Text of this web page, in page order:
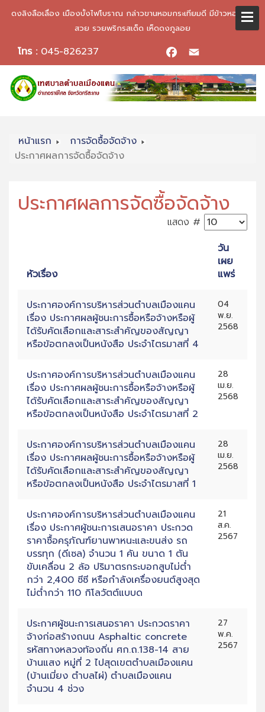
ดงลิงลือเลื่อง เมืองบั้งไฟโบราณ กล่าวขานหอมกระเทียมดี มีข้าวหอมมะลิ
สวย รวยพริกรสเด็ด เห็ดดงภูลอย
โทร : 045-826237
Facebook
Email
หน้าแรก
การจัดซื้อจัดจ้าง
ประกาศผลการจัดซื้อจัดจ้าง
ประกาศผลการจัดซื้อจัดจ้าง
แสดง #
หัวเรื่อง
วัน
เผย
แพร่
ประกาศองค์การบริหารส่วนตำบลเมืองแคน
เรื่อง ประกาศผลผู้ชนะการซื้อหรือจ้างหรือผู้
ได้รับคัดเลือกและสาระสำคัญของสัญญา
หรือข้อตกลงเป็นหนังสือ ประจำไตรมาสที่ 4
04
พ.ย.
2568
ประกาศองค์การบริหารส่วนตำบลเมืองแคน
เรื่อง ประกาศผลผู้ชนะการซื้อหรือจ้างหรือผู้
ได้รับคัดเลือกและสาระสำคัญของสัญญา
หรือข้อตกลงเป็นหนังสือ ประจำไตรมาสที่ 2
28
เม.ย.
2568
ประกาศองค์การบริหารส่วนตำบลเมืองแคน
เรื่อง ประกาศผลผู้ชนะการซื้อหรือจ้างหรือผู้
ได้รับคัดเลือกและสาระสำคัญของสัญญา
หรือข้อตกลงเป็นหนังสือ ประจำไตรมาสที่ 1
28
เม.ย.
2568
ประกาศองค์การบริหารส่วนตำบลเมืองแคน
เรื่อง ประกาศผู้ชนะการเสนอราคา ประกวด
ราคาซื้อครุภัณฑ์ยานพาหนะและขนส่ง รถ
บรรทุก (ดีเซล) จำนวน 1 คัน ขนาด 1 ตัน
ขับเคลื่อน 2 ล้อ ปริมาตรกระบอกสูบไม่ต่ำ
กว่า 2,400 ซีซี หรือกำลังเครื่องยนต์สูงสุด
ไม่ต่ำกว่า 110 กิโลวัตต์แบบด
21
ส.ค.
2567
ประกาศผู้ชนะการเสนอราคา ประกวดราคา
จ้างก่อสร้างถนน Asphaltic concrete
รหัสทางหลวงท้องถิ่น ศก.ถ.138-14 สาย
บ้านแสง หมู่ที่ 2 ไปสุดเขตตำบลเมืองแคน
(บ้านเมี่ยง ตำบลไผ่) ตำบลเมืองแคน
จำนวน 4 ช่วง
27
พ.ค.
2567